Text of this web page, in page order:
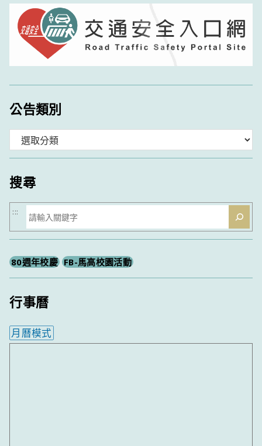
公告類別
類
搜尋
搜
尋
:::
80週年校慶 FB-馬高校園活動
行事曆
月曆模式